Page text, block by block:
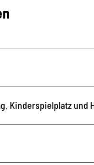
Kinderspielplatz und